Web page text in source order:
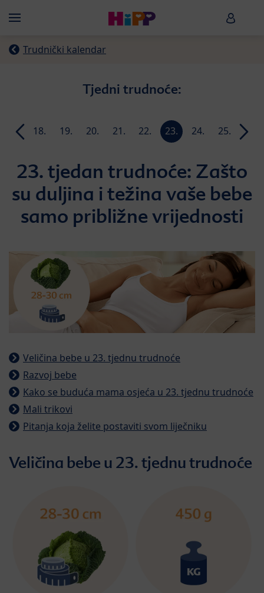
Menü HiPP
Trudnički kalendar
Tjedni trudnoće:
17.
18.
19.
20.
21.
22.
23.
24.
25.
26.
23. tjedan trudnoće: Zašto
su duljina i težina vaše bebe
samo približne vrijednosti
Veličina bebe u 23. tjednu trudnoće
Razvoj bebe
Kako se buduća mama osjeća u 23. tjednu trudnoće
Mali trikovi
Pitanja koja želite postaviti svom liječniku
Veličina bebe u 23. tjednu trudnoće